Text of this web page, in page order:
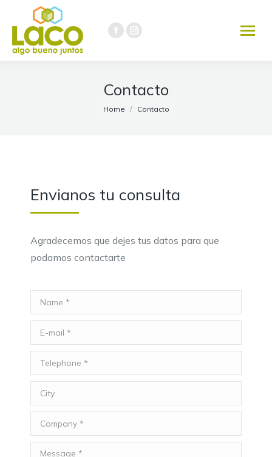
Facebook
in
window
Instagram
in
Contacto
You are here:
Home Contacto
Envianos tu consulta
Agradecemos que dejes tus datos para que
podamos contactarte
Name *
E-mail *
Telephone *
City
Company *
Message *